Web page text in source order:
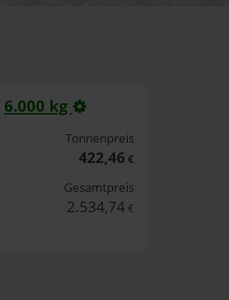
6.000 kg
Tonnenpreis
422,46 €
Gesamtpreis
2.534,74 €